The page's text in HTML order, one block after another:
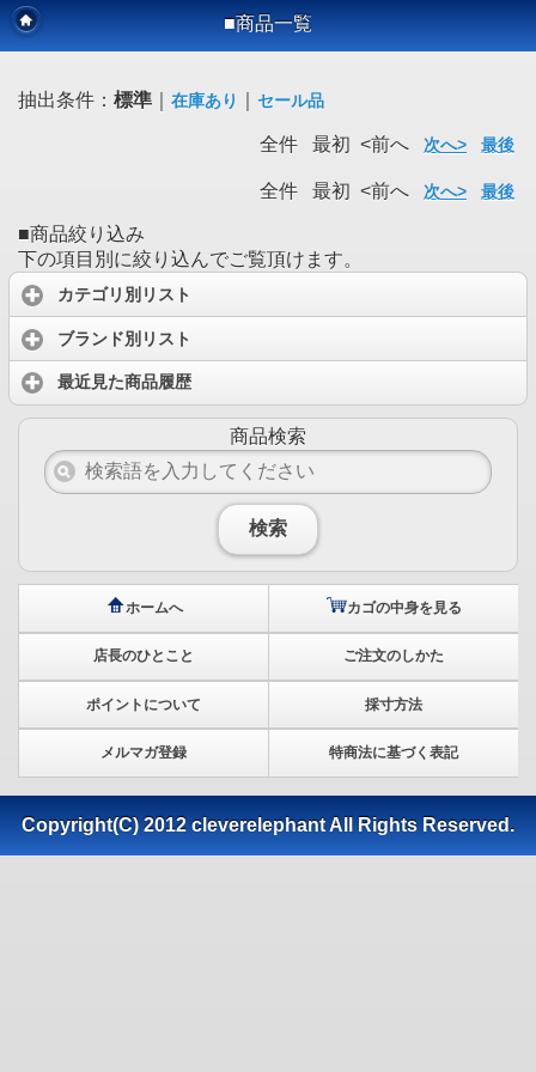
■商品一覧
抽出条件： 標準 在庫あり セール品
全件 最初 <前へ 次へ> 最後
全件 最初 <前へ 次へ> 最後
■商品絞り込み
下の項目別に絞り込んでご覧頂けます。
カテゴリ別リスト
ブランド別リスト
最近見た商品履歴
商品検索
検索
ホームへ カゴの中身を見る
店長のひとこと ご注文のしかた
ポイントについて 採寸方法
メルマガ登録 特商法に基づく表記
Copyright(C) 2012 cleverelephant All Rights Reserved.